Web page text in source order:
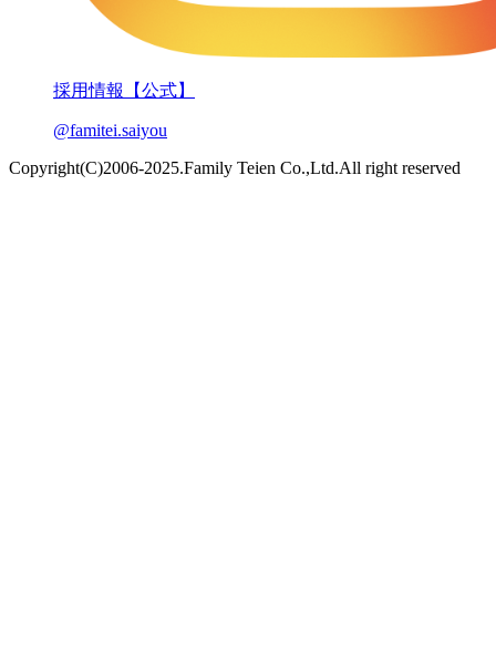
採用情報【公式】
@famitei.saiyou
Copyright(C)2006-2025.Family Teien Co.,Ltd.All right reserved